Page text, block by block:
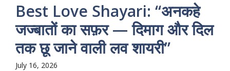
Best Love Shayari: “अनकहे
जज्बातों का सफ़र — दिमाग और दिल
तक छू जाने वाली लव शायरी”
July 16, 2026